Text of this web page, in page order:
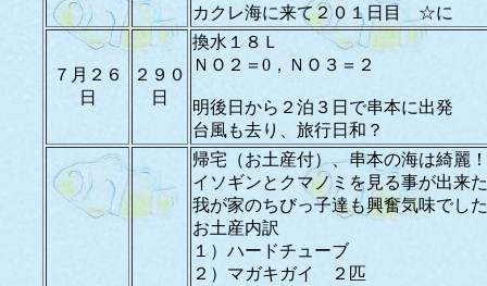
カクレ海に来て２０１日目 ☆に
７月２６
日
２９０
日
換水１８Ｌ
ＮＯ２＝0，ＮＯ３＝２
明後日から２泊３日で串本に出発
台風も去り、旅行日和？
帰宅（お土産付）、串本の海は綺麗！
イソギンとクマノミを見る事が出来
我が家のちびっ子達も興奮気味でし
お土産内訳
１）ハードチューブ
２）マガキガイ ２匹